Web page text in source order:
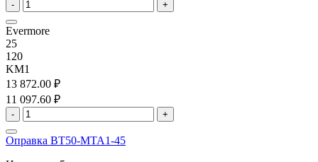
- +
Evermore
25
120
KM1
13 872.00 ₽
11 097.60 ₽
- +
Оправка BT50-MTA1-45